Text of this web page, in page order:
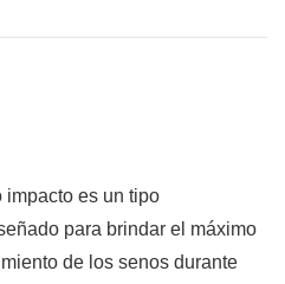
impacto es un tipo
para brindar el máximo
de los senos durante